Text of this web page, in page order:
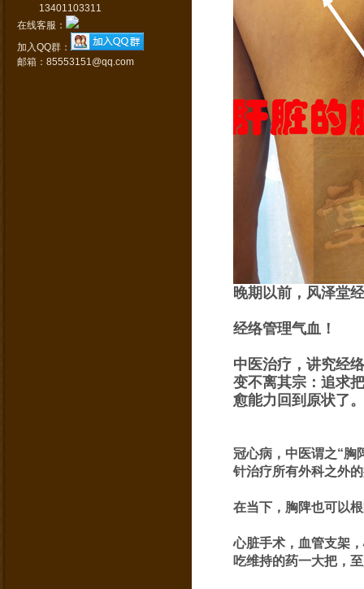
13401103311
在线客服：
加入QQ群：
邮箱：85553151@qq.com
晚期以前，风泽堂
经络管理气血！
中医治疗，讲究经
变不离其宗：追求
愈能力回到原状了
冠心病，中医谓之“胸
针治疗所有外科之外
在当下，胸陴也可以
心脏手术，血管支架
吃维持的药一大把，